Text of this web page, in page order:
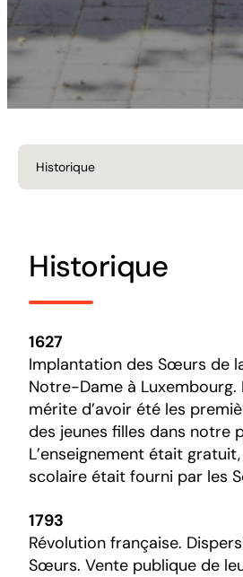
Historique
Historique
1627
Implantation des Sœurs de
Notre-Dame à
mérite d’avoir été les
des jeunes filles dans notre
L’enseignement était
scolaire était fourni par les
1793
Révolution française.
Sœurs. Vente publique de